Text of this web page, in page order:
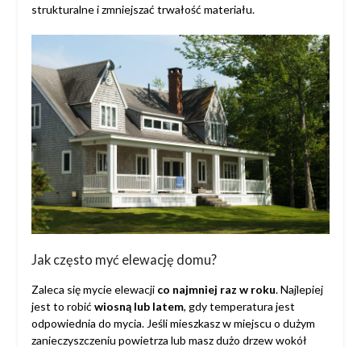
strukturalne i zmniejszać trwałość materiału.
Jak często myć elewację domu?
Zaleca się mycie elewacjico najmniej raz w roku. Najlepiej
jest to robić wiosną lub latem, gdy temperatura jest
odpowiednia do mycia. Jeśli mieszkasz w miejscu o dużym
zanieczyszczeniu powietrza lub masz dużo drzew wokół